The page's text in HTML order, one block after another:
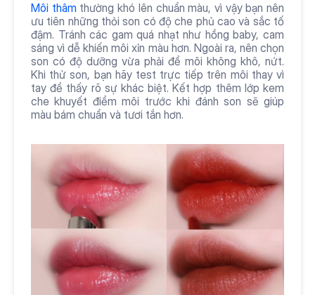
Môi thâm thường khó lên chuẩn màu, vì vậy bạn nên
ưu tiên những thỏi son có độ che phủ cao và sắc tố
đậm. Tránh các gam quá nhạt như hồng baby, cam
sáng vì dễ khiến môi xỉn màu hơn. Ngoài ra, nên chọn
son có độ dưỡng vừa phải để môi không khô, nứt.
Khi thử son, bạn hãy test trực tiếp trên môi thay vì
tay để thấy rõ sự khác biệt. Kết hợp thêm lớp kem
che khuyết điểm môi trước khi đánh son sẽ giúp
màu bám chuẩn và tươi tắn hơn.